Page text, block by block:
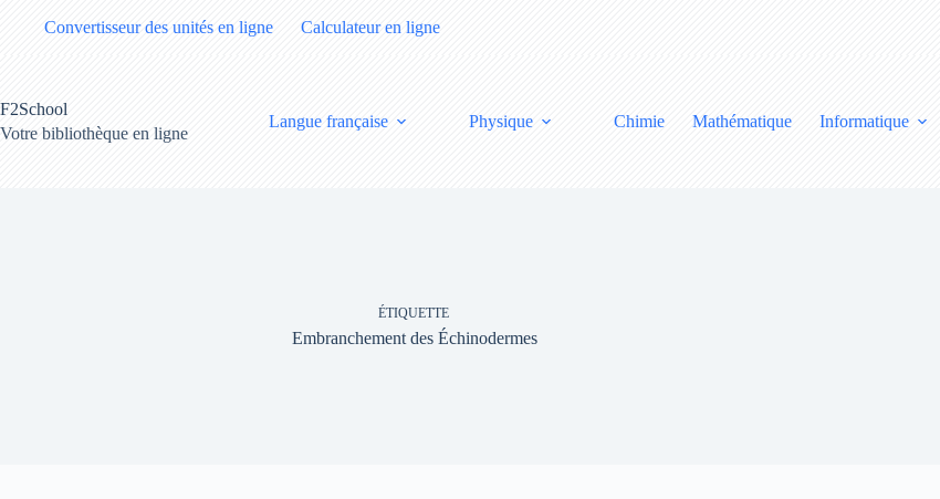
Convertisseur des unités en ligne Calculateur en ligne
F2School
Votre bibliothèque en ligne
Langue française Physique Chimie Mathématique Informatique
ÉTIQUETTE
Embranchement des Échinodermes